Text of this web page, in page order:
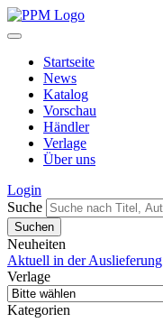
Startseite
News
Katalog
Vorschau
Händler
Verlage
Über uns
Login
Suche
Neuheiten
Aktuell in der Auslieferung
Verlage
Kategorien